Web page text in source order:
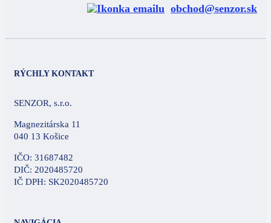
obchod@senzor.sk
RÝCHLY KONTAKT
SENZOR, s.r.o.
Magnezitárska 11
040 13 Košice
IČO: 31687482
DIČ: 2020485720
IČ DPH: SK2020485720